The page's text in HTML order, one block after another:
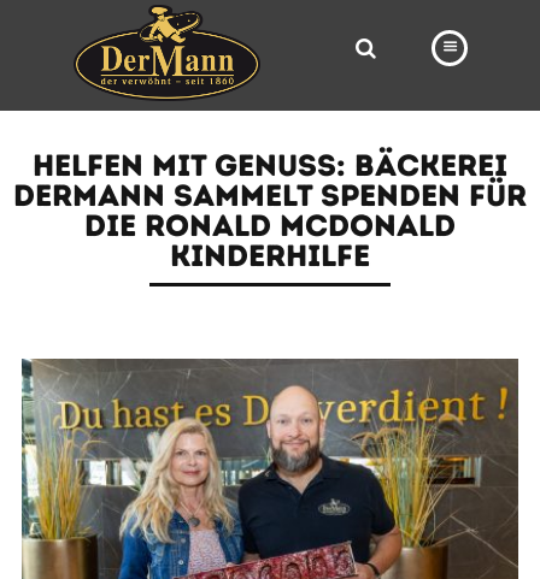
FILIALEN
BÄCKEREI
BROTWAY
NEWS
KARRIERE
VIDEOS
HELFEN MIT GENUSS: BÄCKEREI
DERMANN SAMMELT SPENDEN FÜR
DIE RONALD MCDONALD
KINDERHILFE